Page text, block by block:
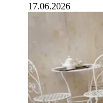
17.06.2026